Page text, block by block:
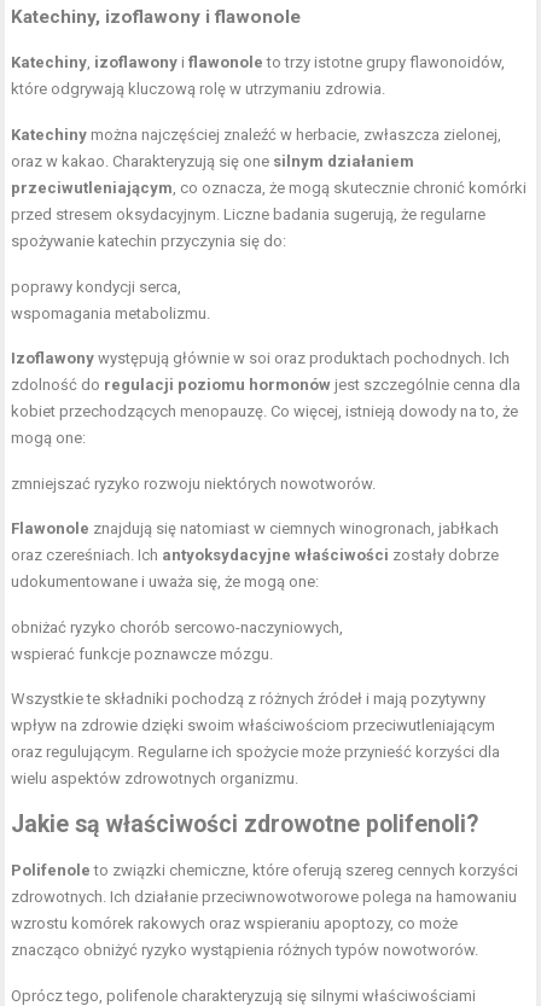
Katechiny, izoflawony i flawonole
Katechiny izoflawony iflawonole to trzy istotne grupy flawonoidów,
które odgrywają kluczową rolę w utrzymaniu zdrowia.
Katechiny można najczęściej znaleźć w herbacie, zwłaszcza zielonej,
oraz w kakao. Charakteryzują się one silnym działaniem
przeciwutleniającym , co oznacza, że mogą skutecznie chronić komórki
przed stresem oksydacyjnym. Liczne badania sugerują, że regularne
spożywanie katechin przyczynia się do:
poprawy kondycji serca,
wspomagania metabolizmu.
Izoflawony występują głównie w soi oraz produktach pochodnych. Ich
zdolność do regulacji poziomu hormonów jest szczególnie cenna dla
kobiet przechodzących menopauzę. Co więcej, istnieją dowody na to, że
mogą one:
zmniejszać ryzyko rozwoju niektórych nowotworów.
Flawonole znajdują się natomiast w ciemnych winogronach, jabłkach
oraz czereśniach. Ich antyoksydacyjne właściwości zostały dobrze
udokumentowane i uważa się, że mogą one:
obniżać ryzyko chorób sercowo-naczyniowych,
wspierać funkcje poznawcze mózgu.
Wszystkie te składniki pochodzą z różnych źródeł i mają pozytywny
wpływ na zdrowie dzięki swoim właściwościom przeciwutleniającym
oraz regulującym. Regularne ich spożycie może przynieść korzyści dla
wielu aspektów zdrowotnych organizmu.
Jakie są właściwości zdrowotne polifenoli?
Polifenole to związki chemiczne, które oferują szereg cennych korzyści
zdrowotnych. Ich działanie przeciwnowotworowe polega na hamowaniu
wzrostu komórek rakowych oraz wspieraniu apoptozy, co może
znacząco obniżyć ryzyko wystąpienia różnych typów nowotworów.
Oprócz tego, polifenole charakteryzują się silnymi właściwościami